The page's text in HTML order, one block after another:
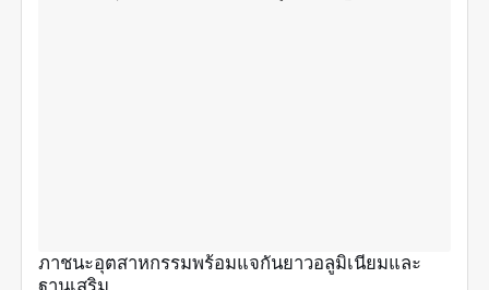
ภาชนะอุตสาหกรรมพร้อมแจกันยาวอลูมิเนียมและ